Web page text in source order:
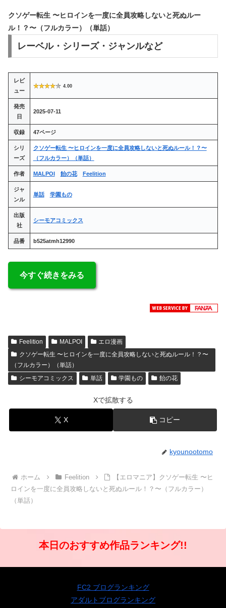
クソゲー転生 〜ヒロインを一度に全員攻略しないと死ぬルー
ル！？〜（フルカラー）（単話）
レーベル・シリーズ・ジャンルなど
レビ
ュー
4.00
発売
日
2025-07-11
収録 47ページ
シリ
ーズ
クソゲー転生 〜ヒロインを一度に全員攻略しないと死ぬルール！？〜
（フルカラー）（単話）
作者 MALPOI 飴の花 Feelition
ジャ
ンル
単話 学園もの
出版
社
シーモアコミックス
品番 b525atmh12990
今すぐ続きをみる
Feelition MALPOI
エロ漫画
クソゲー転生 〜ヒロインを一度に全員攻略しないと死ぬルール！？〜
（フルカラー）（単話）
シーモアコミックス
単話 学園もの 飴の花
Xで拡散する
X コピー
kyounootomo
ホーム Feelition
【エロマニア】クソゲー転生 〜ヒ
ロインを一度に全員攻略しないと死ぬルール！？〜（フルカラー）
（単話）
本日のおすすめ作品ランキング!!
FC2 ブログランキング
アダルトブログランキング